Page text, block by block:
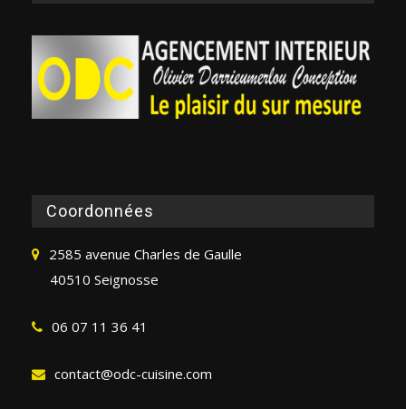
Coordonnées
2585 avenue Charles de Gaulle
40510 Seignosse
06 07 11 36 41
contact@odc-cuisine.com